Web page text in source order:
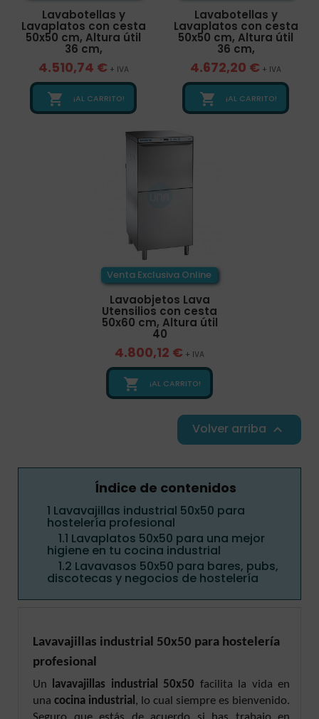
Lavabotellas y
Lavaplatos con cesta
50x50 cm, Altura útil
36 cm,
4.510,74 € + IVA
 ¡AL CARRITO!
Lavabotellas y
Lavaplatos con cesta
50x50 cm, Altura útil
36 cm,
4.672,20 € + IVA
 ¡AL CARRITO!
Venta Exclusiva Online
Lavaobjetos Lava
Utensilios con cesta
50x60 cm, Altura útil
40
4.800,12 € + IVA
 ¡AL CARRITO!
Volver arriba 
Índice de contenidos
1 Lavavajillas industrial 50x50 para
hostelería profesional
1.1 Lavaplatos 50x50 para una mejor
higiene en tu cocina industrial
1.2 Lavavasos 50x50 para bares, pubs,
discotecas y negocios de hostelería
Lavavajillas industrial 50x50 para hostelería
profesional
Un lavavajillas industrial 50x50 facilita la vida en
una cocina industrial , lo cual siempre es bienvenido.